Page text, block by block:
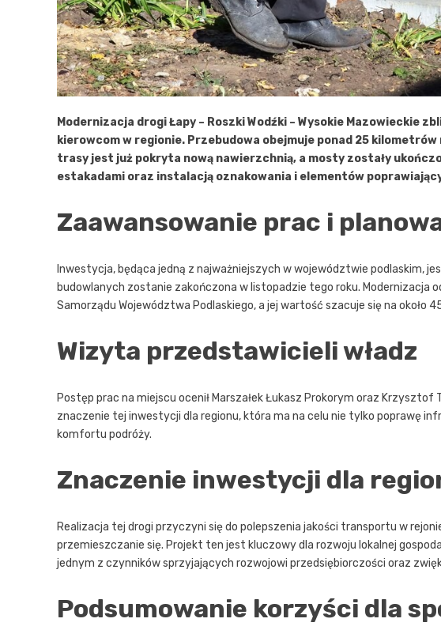
Modernizacja drogi Łapy – Roszki Wodźki – Wysokie Mazowieckie
kierowcom w regionie. Przebudowa obejmuje ponad 25
trasy jest już pokryta nową nawierzchnią, a mosty zostały
estakadami oraz instalacją oznakowania i elementów
Zaawansowanie prac i
Inwestycja, będąca jedną z najważniejszych w województwie podlaskim,
budowlanych zostanie zakończona w listopadzie tego roku. Modernizacja
Samorządu Województwa Podlaskiego, a jej wartość szacuje się na około
Wizyta przedstawicieli władz
Postęp prac na miejscu ocenił Marszałek Łukasz Prokorym oraz Krzysztof
znaczenie tej inwestycji dla regionu, która ma na celu nie tylko poprawę
komfortu podróży.
Znaczenie inwestycji dla
Realizacja tej drogi przyczyni się do polepszenia jakości transportu w
przemieszczanie się. Projekt ten jest kluczowy dla rozwoju lokalnej
jednym z czynników sprzyjających rozwojowi przedsiębiorczości oraz
Podsumowanie korzyści dla